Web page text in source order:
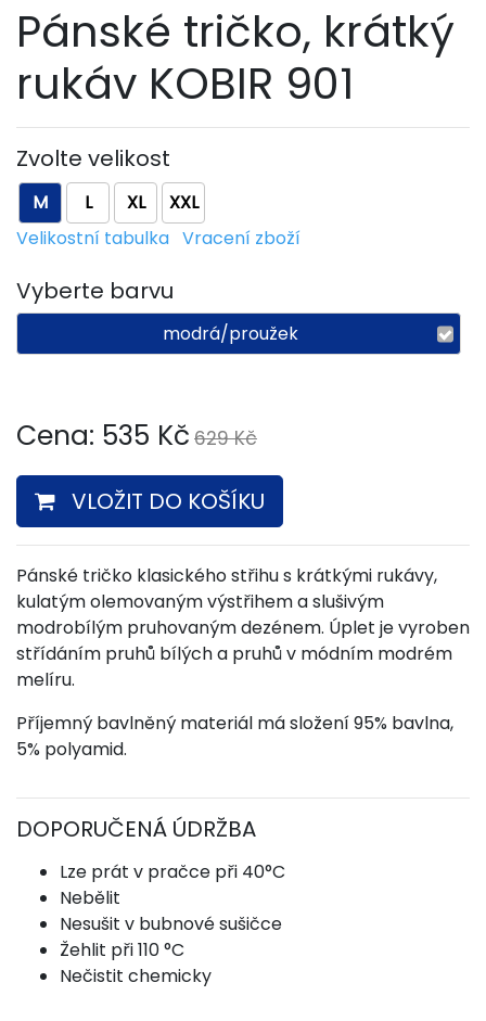
Pánské tričko, krátký
rukáv KOBIR 901
Zvolte velikost
M L XL
XXL
Velikostní tabulka Vracení zboží
Vyberte barvu
modrá/proužek
Cena: 535 Kč 629 Kč
VLOŽIT DO KOŠÍKU
Pánské tričko klasického střihu s krátkými rukávy,
kulatým olemovaným výstřihem a slušivým
modrobílým pruhovaným dezénem. Úplet je vyroben
střídáním pruhů bílých a pruhů v módním modrém
melíru.
Příjemný bavlněný materiál má složení 95% bavlna,
5% polyamid.
DOPORUČENÁ ÚDRŽBA
Lze prát v pračce při 40°C
Nebělit
Nesušit v bubnové sušičce
Žehlit při 110 °C
Nečistit chemicky